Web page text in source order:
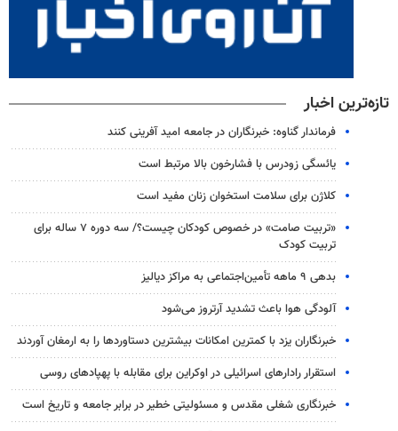
تازه‌ترین اخبار
فرماندار گناوه: خبرنگاران در جامعه امید آفرینی کنند
یائسگی زودرس با فشارخون بالا مرتبط است
کلاژن برای سلامت استخوان زنان مفید است
«تربیت صامت» در خصوص کودکان چیست؟/ سه دوره ۷ ساله برای
تربیت کودک
بدهی ۹ ماهه تأمین‌اجتماعی به مراکز دیالیز
آلودگی هوا باعث تشدید آرتروز می‌شود
خبرنگاران یزد با کمترین امکانات بیشترین دستاوردها را به ارمغان آوردند
استقرار رادارهای اسرائیلی در اوکراین برای مقابله با پهپادهای روسی
خبرنگاری شغلی مقدس و مسئولیتی خطیر در برابر جامعه و تاریخ است